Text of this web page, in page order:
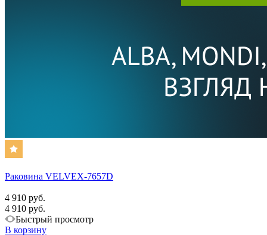
Раковина VELVEX-7657D
4 910 руб.
4 910 руб.
Быстрый просмотр
В корзину